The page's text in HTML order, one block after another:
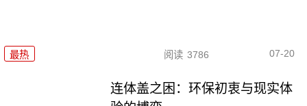
最热 阅读 3786 07-20
连体盖之困：环保初衷与现实体